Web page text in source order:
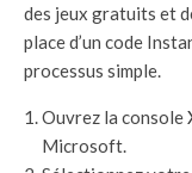
des jeux gratuits et
place d’un code
processus simple.
Ouvrez la console
Microsoft.